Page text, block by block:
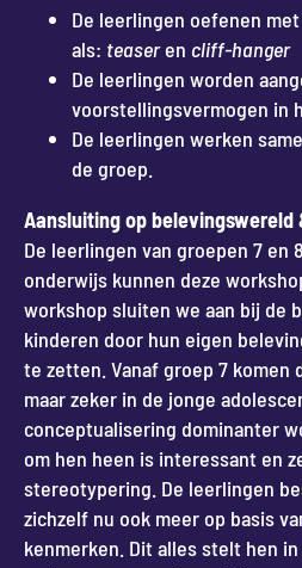
De leerlingen oefenen
als: teaseren cliff-hanger
De leerlingen worden
voorstellingsvermogen in
De leerlingen werken
de groep.
Aansluiting op belevingswereld
De leerlingen van groepen 7 en
onderwijs kunnen deze
workshop sluiten we aan bij de
kinderen door hun eigen
te zetten. Vanaf groep 7 komen
maar zeker in de jonge
conceptualisering dominanter
om hen heen is interessant en
stereotypering. De leerlingen
zichzelf nu ook meer op basis
kenmerken. Dit alles stelt hen